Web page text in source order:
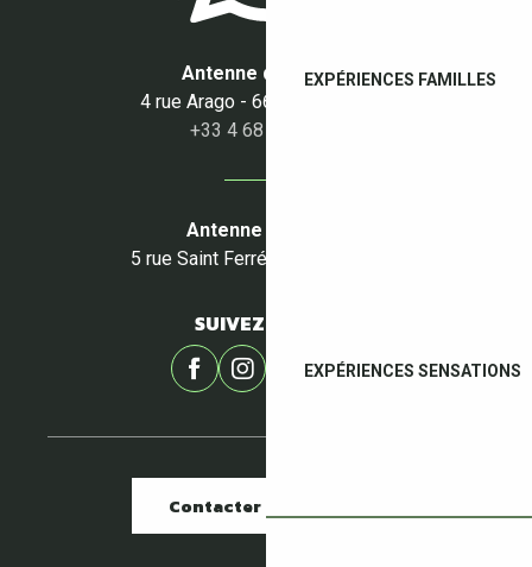
EXPÉRIENCES FAMILLES
EXPÉRIENCES SENSATIONS
Antenne du Boulou
4 rue Arago - 66160 Le Boulou
+33 4 68 87 50 95
Antenne du Céret
5 rue Saint Ferréol - 66400 Céret
SUIVEZ-NOUS !
Contacter nos offices